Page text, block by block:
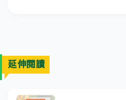
延伸閱讀